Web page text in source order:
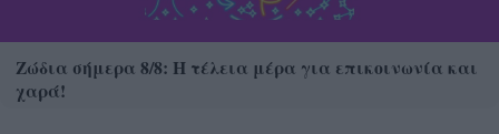
Ζώδια σήμερα 8/8: Η τέλεια μέρα για επικοινωνία και
χαρά!